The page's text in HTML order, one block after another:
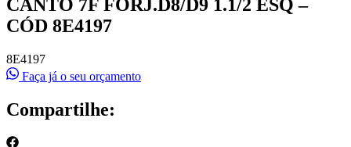
CANTO 7F FORJ.D8/D9 1.1/2 ESQ –
CÓD 8E4197
8E4197
Faça já o seu orçamento
Compartilhe: